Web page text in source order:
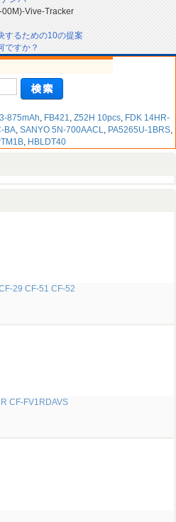
Vive-Tracker
するための10の提案
ですか？
875mAh, FB421, Z52H 10pcs, FDK 14HR-
BA, SANYO 5N-700AACL, PA5265U-1BRS,
, HBLDT40
29 CF-51 CF-52
CF-FV1RDAVS